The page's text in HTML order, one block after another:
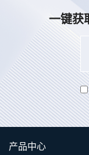
一键获
产品中心